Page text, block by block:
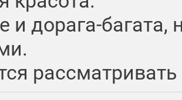
и дорага-багата,
рассматривать